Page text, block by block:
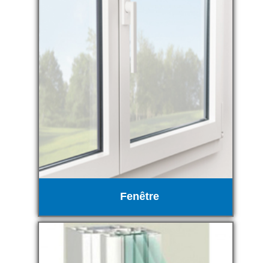
Fenêtre